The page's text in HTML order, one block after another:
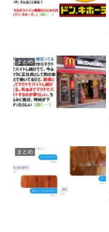
まとめ
まとめ